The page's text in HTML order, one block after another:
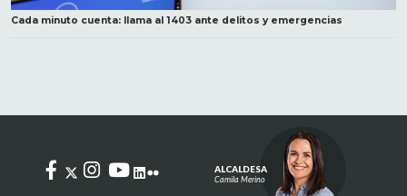
Cada minuto cuenta: llama al 1403 ante delitos y emergencias
ALCALDESA
Camila Merino